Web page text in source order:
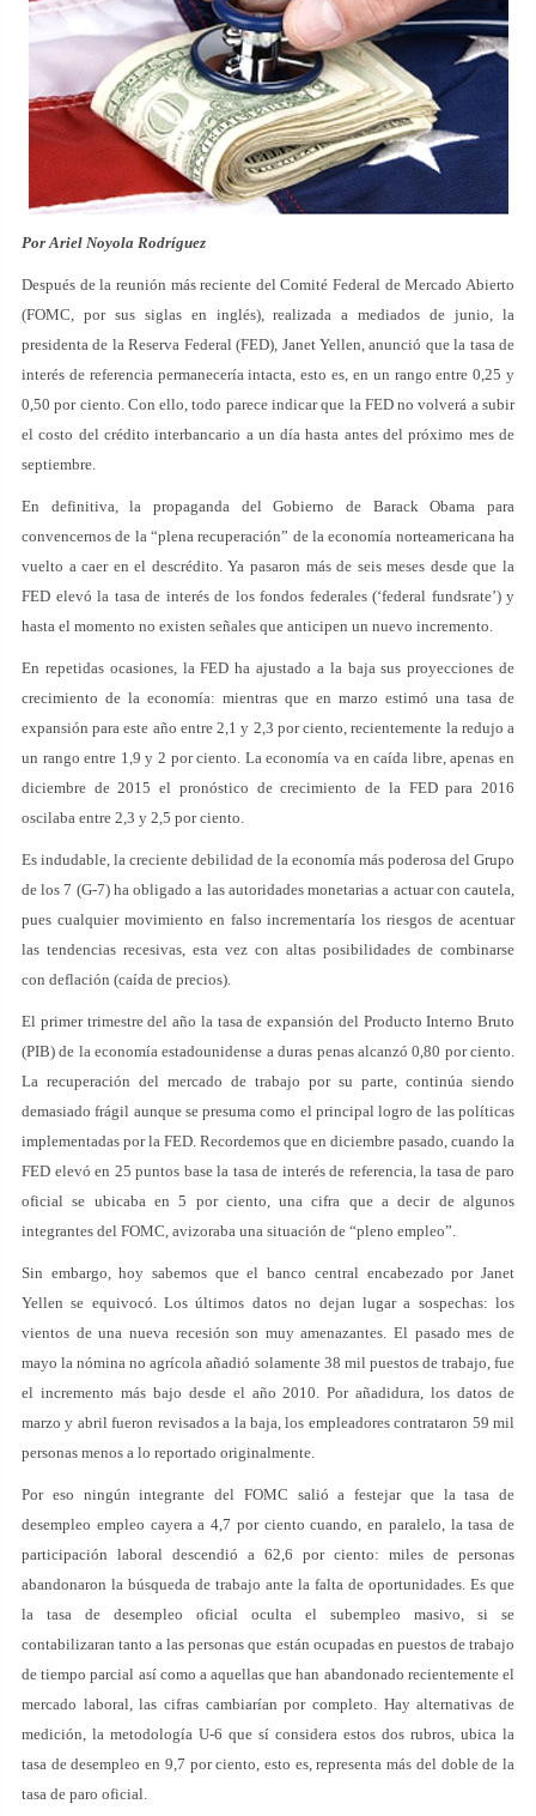
Por Ariel Noyola Rodríguez
Después de la reunión más reciente del Comité Federal de Mercado Abierto
(FOMC, por sus siglas en inglés), realizada a mediados de junio, la
presidenta de la Reserva Federal (FED), Janet Yellen, anunció que la tasa de
interés de referencia permanecería intacta, esto es, en un rango entre 0,25 y
0,50 por ciento. Con ello, todo parece indicar que la FED no volverá a subir
el costo del crédito interbancario a un día hasta antes del próximo mes de
septiembre.
En definitiva, la propaganda del Gobierno de Barack Obama para
convencernos de la “plena recuperación” de la economía norteamericana ha
vuelto a caer en el descrédito. Ya pasaron más de seis meses desde que la
FED elevó la tasa de interés de los fondos federales (‘federal fundsrate’) y
hasta el momento no existen señales que anticipen un nuevo incremento.
En repetidas ocasiones, la FED ha ajustado a la baja sus proyecciones de
crecimiento de la economía: mientras que en marzo estimó una tasa de
expansión para este año entre 2,1 y 2,3 por ciento, recientemente la redujo a
un rango entre 1,9 y 2 por ciento. La economía va en caída libre, apenas en
diciembre de 2015 el pronóstico de crecimiento de la FED para 2016
oscilaba entre 2,3 y 2,5 por ciento.
Es indudable, la creciente debilidad de la economía más poderosa del Grupo
de los 7 (G-7) ha obligado a las autoridades monetarias a actuar con cautela,
pues cualquier movimiento en falso incrementaría los riesgos de acentuar
las tendencias recesivas, esta vez con altas posibilidades de combinarse
con deflación (caída de precios).
El primer trimestre del año la tasa de expansión del Producto Interno Bruto
(PIB) de la economía estadounidense a duras penas alcanzó 0,80 por ciento.
La recuperación del mercado de trabajo por su parte, continúa siendo
demasiado frágil aunque se presuma como el principal logro de las políticas
implementadas por la FED. Recordemos que en diciembre pasado, cuando la
FED elevó en 25 puntos base la tasa de interés de referencia, la tasa de paro
oficial se ubicaba en 5 por ciento, una cifra que a decir de algunos
integrantes del FOMC, avizoraba una situación de “pleno empleo”.
Sin embargo, hoy sabemos que el banco central encabezado por Janet
Yellen se equivocó. Los últimos datos no dejan lugar a sospechas: los
vientos de una nueva recesión son muy amenazantes. El pasado mes de
mayo la nómina no agrícola añadió solamente 38 mil puestos de trabajo, fue
el incremento más bajo desde el año 2010. Por añadidura, los datos de
marzo y abril fueron revisados a la baja, los empleadores contrataron 59 mil
personas menos a lo reportado originalmente.
Por eso ningún integrante del FOMC salió a festejar que la tasa de
desempleo empleo cayera a 4,7 por ciento cuando, en paralelo, la tasa de
participación laboral descendió a 62,6 por ciento: miles de personas
abandonaron la búsqueda de trabajo ante la falta de oportunidades. Es que
la tasa de desempleo oficial oculta el subempleo masivo, si se
contabilizaran tanto a las personas que están ocupadas en puestos de trabajo
de tiempo parcial así como a aquellas que han abandonado recientemente el
mercado laboral, las cifras cambiarían por completo. Hay alternativas de
medición, la metodología U-6 que sí considera estos dos rubros, ubica la
tasa de desempleo en 9,7 por ciento, esto es, representa más del doble de la
tasa de paro oficial.